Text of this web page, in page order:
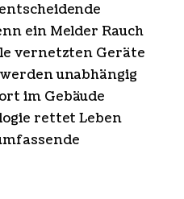
ein Melder Rauch
vernetzten Geräte
unabhängig
im Gebäude
rettet Leben